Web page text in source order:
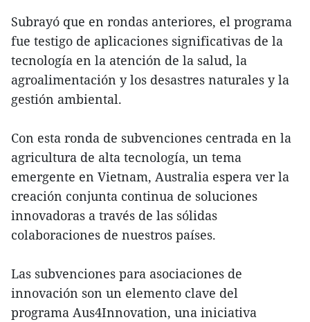
Subrayó que en rondas anteriores, el programa
fue testigo de aplicaciones significativas de la
tecnología en la atención de la salud, la
agroalimentación y los desastres naturales y la
gestión ambiental.
Con esta ronda de subvenciones centrada en la
agricultura de alta tecnología, un tema
emergente en Vietnam, Australia espera ver la
creación conjunta continua de soluciones
innovadoras a través de las sólidas
colaboraciones de nuestros países.
Las subvenciones para asociaciones de
innovación son un elemento clave del
programa Aus4Innovation, una iniciativa